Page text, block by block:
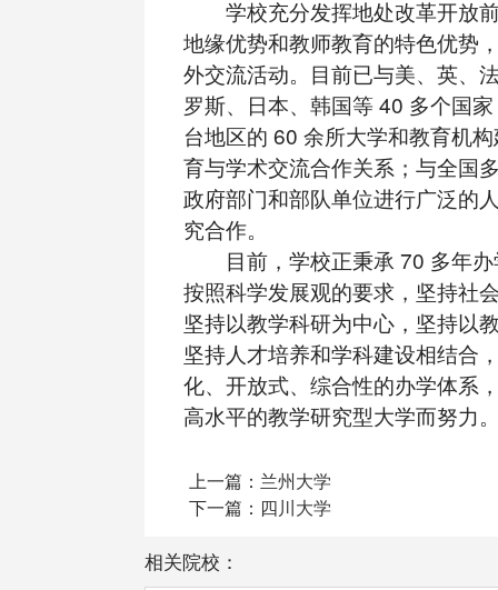
学校充分发挥地处改革开放
地缘优势和教师教育的特色优势
外交流活动。目前已与美、英、
罗斯、日本、韩国等 40 多个国
台地区的 60 余所大学和教育机
育与学术交流合作关系；与全国
政府部门和部队单位进行广泛的
究合作。
目前，学校正秉承 70 多年办
按照科学发展观的要求，坚持社
坚持以教学科研为中心，坚持以
坚持人才培养和学科建设相结合
化、开放式、综合性的办学体系
高水平的教学研究型大学而努力
上一篇： 兰州大学
下一篇： 四川大学
相关院校：